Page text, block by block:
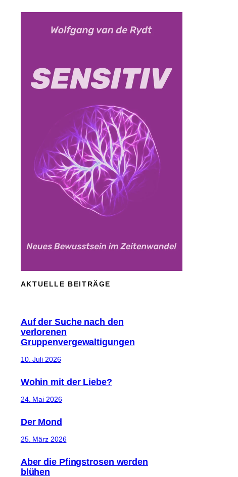
AKTUELLE BEITRÄGE
Auf der Suche nach den
verlorenen
Gruppenvergewaltigungen
10. Juli 2026
Wohin mit der Liebe?
24. Mai 2026
Der Mond
25. März 2026
Aber die Pfingstrosen werden
blühen